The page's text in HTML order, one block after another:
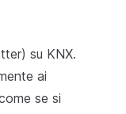
su KNX.
ai
se si